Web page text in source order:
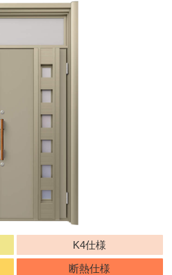
K4仕様
断熱仕様